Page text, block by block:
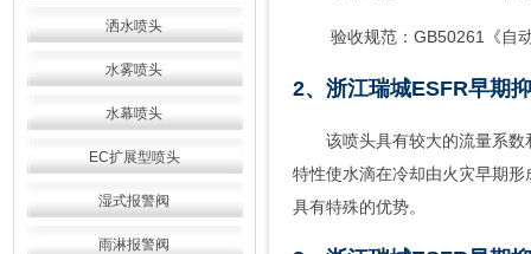
洒水喷头
水雾喷头
水幕喷头
EC扩展型喷头
湿式报警阀
雨淋报警阀
验收规范：GB50261《自动
2、浙江瑞城ESFR早期
该喷头具有较大的流量系数
特性使水滴在冷却由火灾早期
具有特殊的优势。